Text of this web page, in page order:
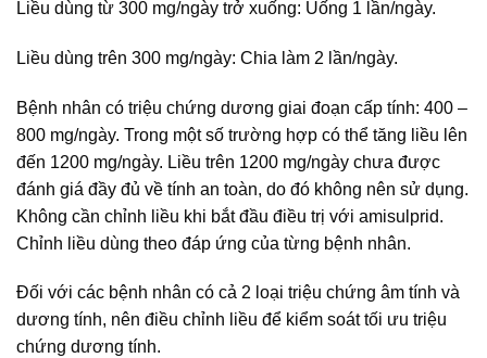
Liều dùng từ 300 mg/ngày trở xuống: Uống 1 lần/ngày.
Liều dùng trên 300 mg/ngày: Chia làm 2 lần/ngày.
Bệnh nhân có triệu chứng dương giai đoạn cấp tính: 400 –
800 mg/ngày. Trong một số trường hợp có thể tăng liều lên
đến 1200 mg/ngày. Liều trên 1200 mg/ngày chưa được
đánh giá đầy đủ về tính an toàn, do đó không nên sử dụng.
Không cần chỉnh liều khi bắt đầu điều trị với amisulprid.
Chỉnh liều dùng theo đáp ứng của từng bệnh nhân.
Đối với các bệnh nhân có cả 2 loại triệu chứng âm tính và
dương tính, nên điều chỉnh liều để kiểm soát tối ưu triệu
chứng dương tính.